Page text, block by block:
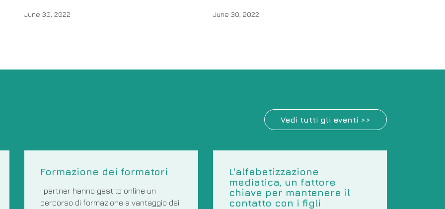
June 30, 2022 June 30, 2022
Formazione dei formatori
I partner hanno gestito online un
percorso di formazione a vantaggio dei
L'alfabetizzazione
mediatica, un fattore
chiave per mantenere il
contatto con i figli
Vedi tutti gli eventi >>